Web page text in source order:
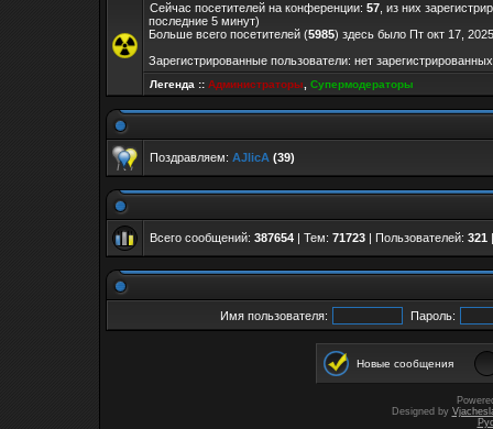
Сейчас посетителей на конференции: 57 , из них
последние 5 минут)
Больше всего посетителей (5985) здесь было Пт окт 17,
Зарегистрированные пользователи: нет
Легенда :: Администраторы Супермодераторы
Поздравляем: AJlicA (39)
Всего сообщений: 387654 | Тем: 71723 | Пользователей: 321
Имя пользователя: Пароль:
Новые сообщения
Designed by